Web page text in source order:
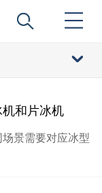
和片冰机
景需要对应冰型